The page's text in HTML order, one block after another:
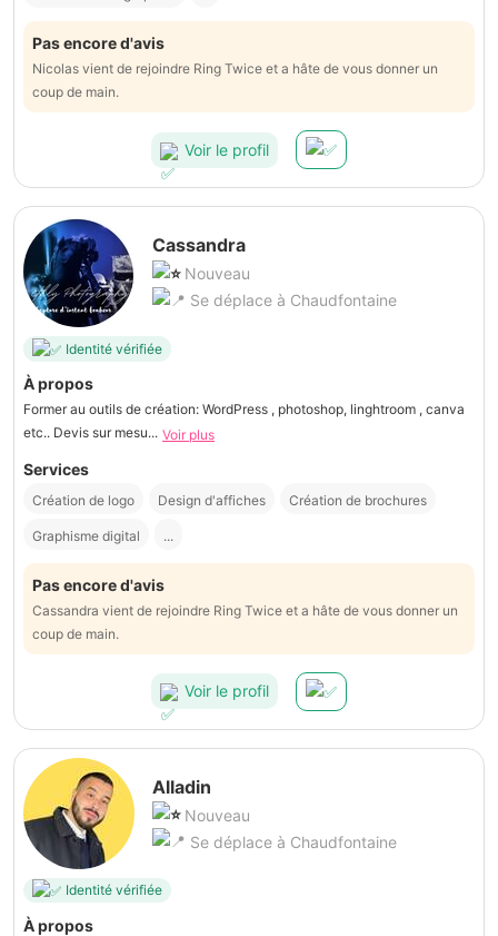
Pas encore d'avis
Nicolas vient de rejoindre Ring Twice et a hâte de vous donner un
coup de main.
Voir le profil
Cassandra
Nouveau
Se déplace à Chaudfontaine
Identité vérifiée
À propos
Former au outils de création: WordPress , photoshop, linghtroom , canva
etc.. Devis sur mesu... Voir plus
Services
Création de logo Design d'affiches Création de brochures
Graphisme digital ...
Pas encore d'avis
Cassandra vient de rejoindre Ring Twice et a hâte de vous donner un
coup de main.
Voir le profil
Alladin
Nouveau
Se déplace à Chaudfontaine
Identité vérifiée
À propos